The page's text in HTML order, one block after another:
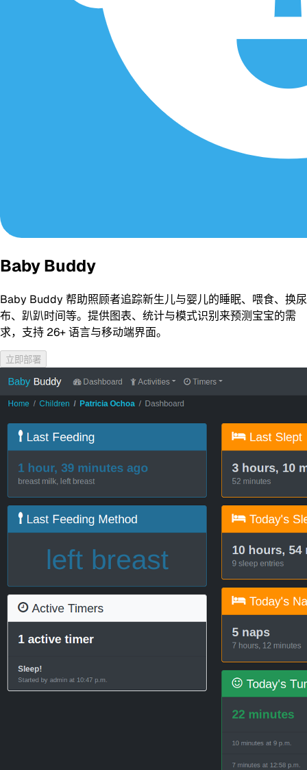
Baby Buddy
Baby Buddy 帮助照顾者追踪新生儿与婴儿的睡眠、喂食、换尿
布、趴趴时间等。提供图表、统计与模式识别来预测宝宝的需
求，支持 26+ 语言与移动端界面。
立即部署